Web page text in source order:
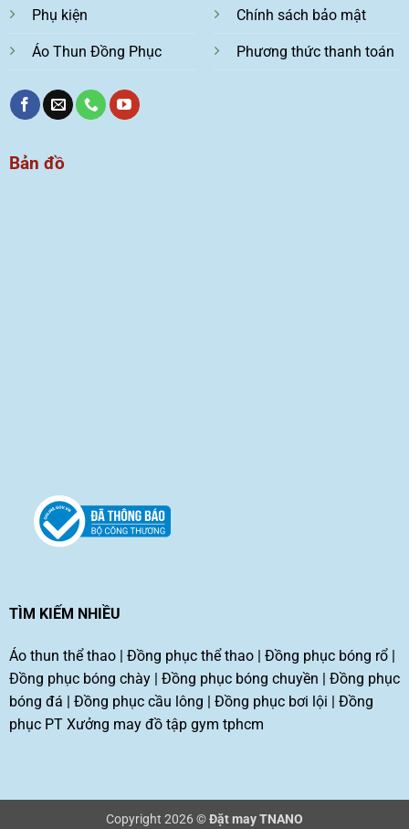
Phụ kiện
Áo Thun Đồng Phục
Chính sách bảo mật
Phương thức thanh toán
Bản đồ
TÌM KIẾM NHIỀU
Áo thun thể thao| Đồng phục thể thao| Đồng phục bóng rổ|
Đồng phục bóng chày| Đồng phục bóng chuyền | Đồng phục
bóng đá | Đồng phục cầu lông | Đồng phục bơi lội | Đồng
phục PT Xưởng may đồ tập gym tphcm
Copyright 2026 ©Đặt may TNANO